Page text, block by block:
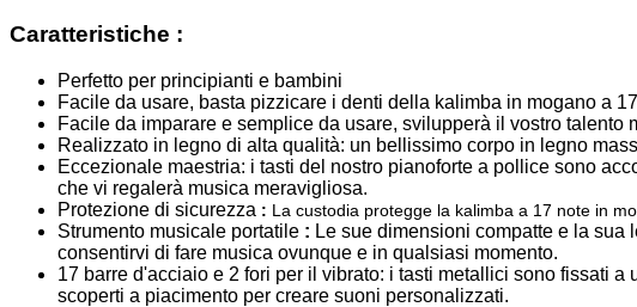
Caratteristiche :
Perfetto per principianti e bambini
Facile da usare, basta pizzicare i denti della kalimba in mogano a
Facile da imparare e semplice da usare, svilupperà il vostro talento
Realizzato in legno di alta qualità: un bellissimo corpo in legno
Eccezionale maestria: i tasti del nostro pianoforte a pollice sono
che vi regalerà musica meravigliosa.
Protezione di sicurezza : La custodia protegge la kalimba a 17 note in
Strumento musicale portatile : Le sue dimensioni compatte e la
consentirvi di fare musica ovunque e in qualsiasi momento.
17 barre d'acciaio e 2 fori per il vibrato: i tasti metallici sono fissati
scoperti a piacimento per creare suoni personalizzati.